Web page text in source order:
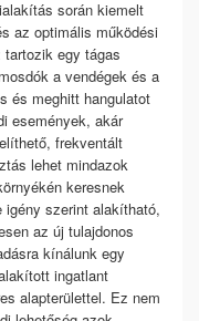
során kiemelt
az optimális működési
egy tágas
a vendégek és a
és meghitt hangulatot
események, akár
frekventált
lehet mindazok
keresnek
szerint alakítható,
az új tulajdonos
kínálunk egy
ingatlant
alapterülettel. Ez nem